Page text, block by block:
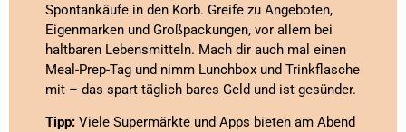
Spontankäufe in den Korb. Greife zu Angeboten,
Eigenmarken und Großpackungen, vor allem bei
haltbaren Lebensmitteln. Mach dir auch mal einen
Meal-Prep-Tag und nimm Lunchbox und Trinkflasche
mit – das spart täglich bares Geld und ist gesünder.
Tipp: Viele Supermärkte und Apps bieten am Abend